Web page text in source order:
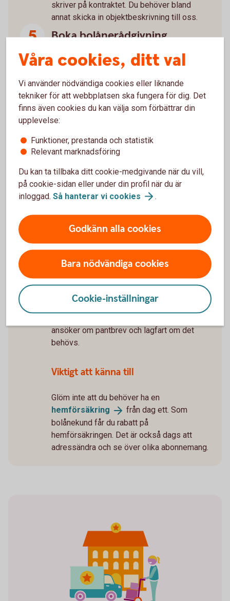
skriver på kontraktet. Du behöver bland
annat skicka in objektbeskrivning till oss.
Boka bolånerådgivning
Som ny bostadsägare är det mycket att ta
ställning till. Boka gärna en bolånerådgivning
med oss så går vi igenom allt du behöver
tänka på kring din nya bostad som till
exempel kreditupplägg, försäkringar och
Glöm inte juridiken
Köper du bostad tillsammans? Glöm inte
juridiken. Vi kan hjälpa dig med avtal som
reglerar ägande, ekonomiskt ansvar och hur
5 tips när du flyttar ihop
Tillträde
Snart får du nycklarna till ditt nya hem.
Mäklaren bokar tid för tillträdet. För att
tillträdet inte ska bli försenat – skicka
tillbaka lånehandlingarna så snart du kan. Du
ansöker om pantbrev och lagfart om det
behövs.
Viktigt att känna till
Glöm inte att du behöver ha en
hemförsäkring
från dag ett. Som
bolånekund får du rabatt på
hemförsäkringen. Det är också dags att
adressändra och se över olika abonnemang.
Våra cookies, ditt val
Vi använder nödvändiga cookies eller liknande
tekniker för att webbplatsen ska fungera för dig. Det
finns även cookies du kan välja som förbättrar din
upplevelse:
Funktioner, prestanda och statistik
Relevant marknadsföring
Du kan ta tillbaka ditt cookie-medgivande när du vill,
på cookie-sidan eller under din profil när du är
inloggad. Så hanterar vi cookies .
Godkänn alla cookies
Bara nödvändiga cookies
Cookie-inställningar